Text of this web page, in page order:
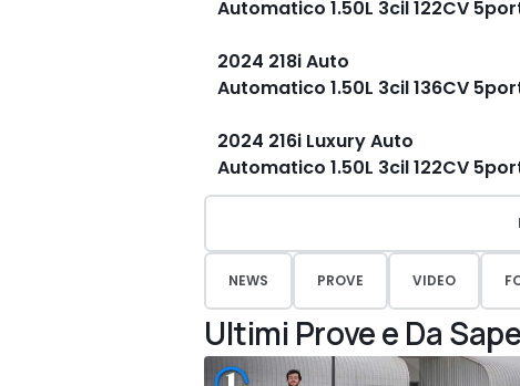
Automatico 1.50L 3cil 122CV
2024 218i Auto
Automatico 1.50L 3cil 136CV
2024 216i Luxury Auto
Automatico 1.50L 3cil 122CV
NEWS PROVE VIDEO
Ultimi Prove e Da